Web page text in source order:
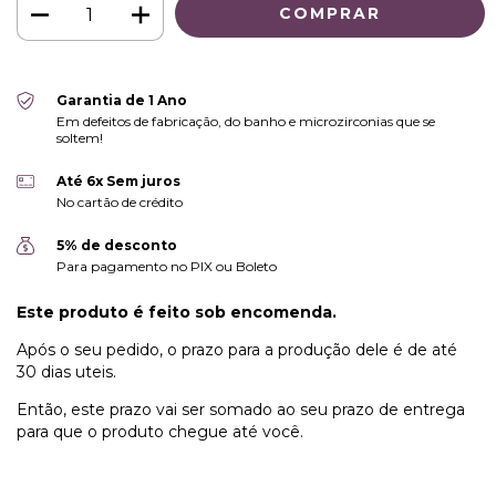
Garantia de 1 Ano
Em defeitos de fabricação, do banho e microzirconias que se
soltem!
Até 6x Sem juros
No cartão de crédito
5% de desconto
Para pagamento no PIX ou Boleto
Este produto é feito sob encomenda.
Após o seu pedido, o prazo para a produção dele é de até
30 dias uteis.
Então, este prazo vai ser somado ao seu prazo de entrega
para que o produto chegue até você.